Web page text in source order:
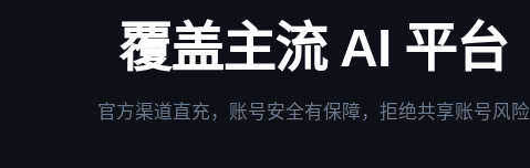
覆盖主流 AI 平台
官方渠道直充，账号安全有保障，拒绝共享账号风险